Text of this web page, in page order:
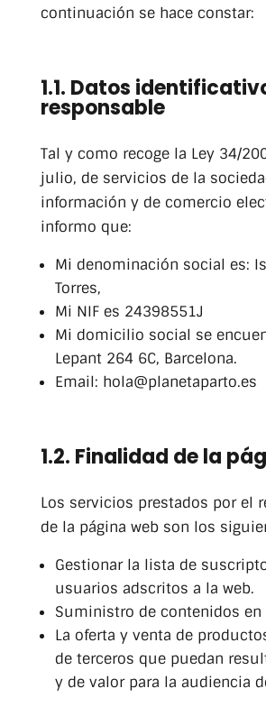
continuación se hace constar:
1.1. Datos
responsable
Tal y como recoge la Ley 34/
julio, de servicios de la
información y de comercio
informo que:
Mi denominación social es:
Torres,
Mi NIF es 24398551J
Mi domicilio social se
Lepant 264 6C, Barcelona.
Email: hola@planetaparto.es
1.2. Finalidad de la
Los servicios prestados por el
de la página web son los
Gestionar la lista de
usuarios adscritos a la web.
Suministro de contenidos en
La oferta y venta de
de terceros que puedan
y de valor para la audiencia